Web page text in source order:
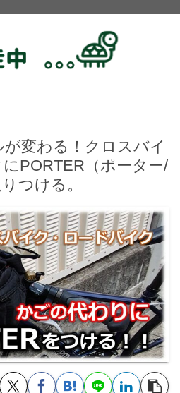
変わる！クロスバイ
PORTER（ポーター/
つける。